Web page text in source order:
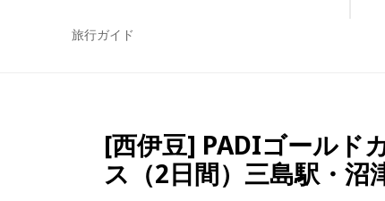
旅行ガイド
[西伊豆] PADIゴールド
ス（2日間）三島駅・沼